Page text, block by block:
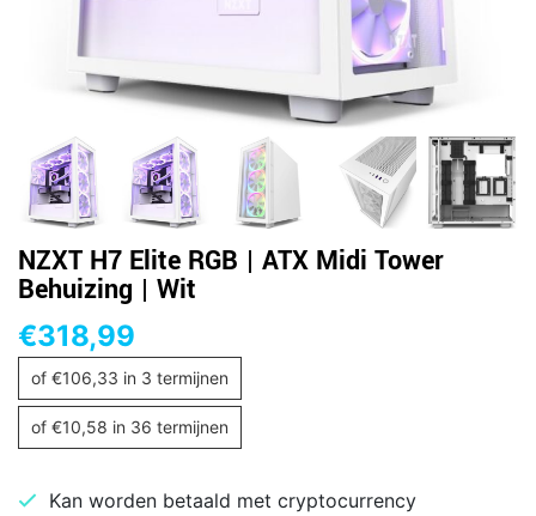
NZXT H7 Elite RGB | ATX Midi Tower
Behuizing | Wit
€318,99
of €106,33 in 3 termijnen
of €10,58 in 36 termijnen
Kan worden betaald met cryptocurrency